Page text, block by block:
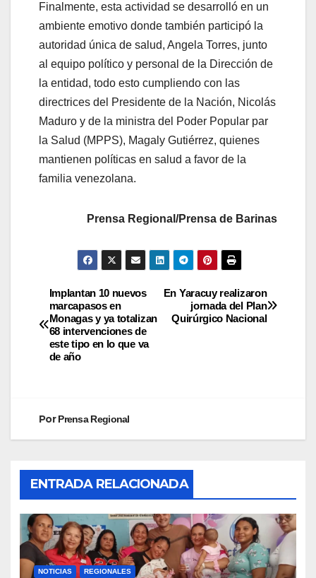
Finalmente, esta actividad se desarrolló en un
ambiente emotivo donde también participó la
autoridad única de salud, Angela Torres, junto
al equipo político y personal de la Dirección de
la entidad, todo esto cumpliendo con las
directrices del Presidente de la Nación, Nicolás
Maduro y de la ministra del Poder Popular par
la Salud (MPPS), Magaly Gutiérrez, quienes
mantienen políticas en salud a favor de la
familia venezolana.
Prensa Regional/Prensa de Barinas
En Yaracuy realizaron
jornada del Plan
Quirúrgico Nacional
Implantan 10 nuevos
marcapasos en
Monagas y ya totalizan
68 intervenciones de
este tipo en lo que va
de año
PorPrensa Regional
ENTRADA RELACIONADA
NOTICIAS REGIONALES